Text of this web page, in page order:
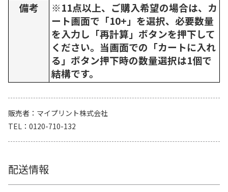
備考
※11点以上、ご購入希望の場合は、カ
ート画面で「10+」を選択、必要数量
を入力し「再計算」ボタンを押下して
ください。当画面での「カートに入れ
る」ボタン押下時の数量選択は1個で
結構です。
販売者
マイプリント株式会社
TEL
0120-710-132
配送情報